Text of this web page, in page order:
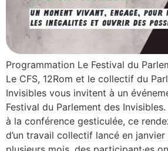
Programmation Le Festival du
Le CFS, 12Rom et le collectif du
Invisibles vous invitent à un
Festival du Parlement des
à la conférence gesticulée, ce
d’un travail collectif lancé en